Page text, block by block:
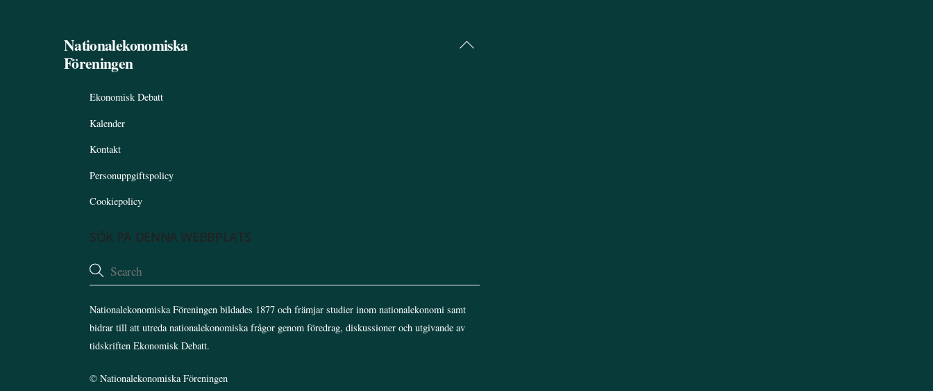
Back
Nationalekonomiska
Föreningen
Ekonomisk Debatt
Kalender
Kontakt
Personuppgiftspolicy
Cookiepolicy
SÖK PÅ DENNA WEBBPLATS
Nationalekonomiska Föreningen bildades 1877 och främjar studier inom nationalekonomi samt
bidrar till att utreda nationalekonomiska frågor genom föredrag, diskussioner och utgivande av
tidskriften Ekonomisk Debatt.
©Nationalekonomiska Föreningen